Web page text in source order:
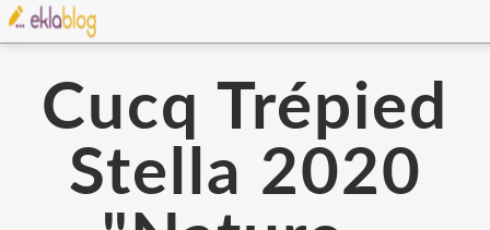
Cucq Trépied
Stella 2020